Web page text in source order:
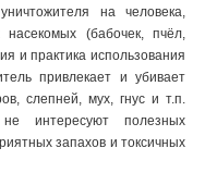
на человека,
(бабочек, пчёл,
и практика использования
привлекает и убивает
слепней, мух, гнус и т.п.
интересуют полезных
запахов и токсичных